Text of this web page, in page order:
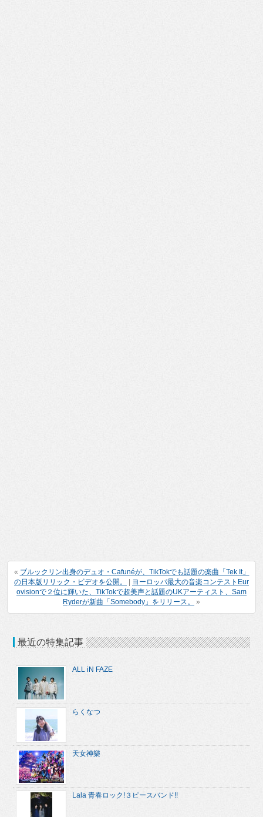
« ブルックリン出身のデュオ・Cafunéが、TikTokでも話題の楽曲「Tek It」
の日本版リリック・ビデオを公開。
ヨーロッパ最大の音楽コンテストEur
ovisionで２位に輝いた、TikTokで超美声と話題のUKアーティスト、Sam
Ryderが新曲「Somebody」をリリース。
»
最近の特集記事
ALL iN FAZE
らくなつ
天女神樂
Lala 青春ロック!３ピースバンド!!